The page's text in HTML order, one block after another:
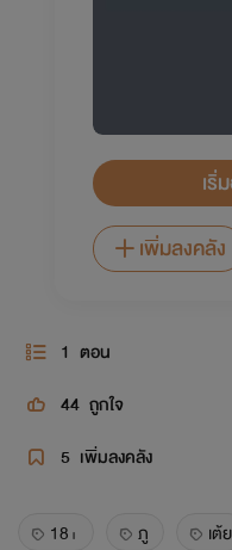
เริ่
เพิ่มลงคลัง
1 ตอน
44 ถูกใจ
5 เพิ่มลงคลัง
18+ ภู เต้ย